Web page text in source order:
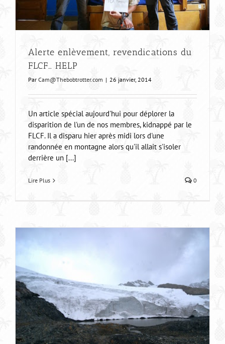
Alerte enlèvement, revendications du
FLCF… HELP
Par Cam@Thebobtrotter.com | 26 janvier, 2014
Un article spécial aujourd'hui pour déplorer la
disparition de l'un de nos membres, kidnappé par le
FLCF. Il a disparu hier après midi lors d'une
randonnée en montagne alors qu'il allait s'isoler
derrière un [...]
Lire Plus 0